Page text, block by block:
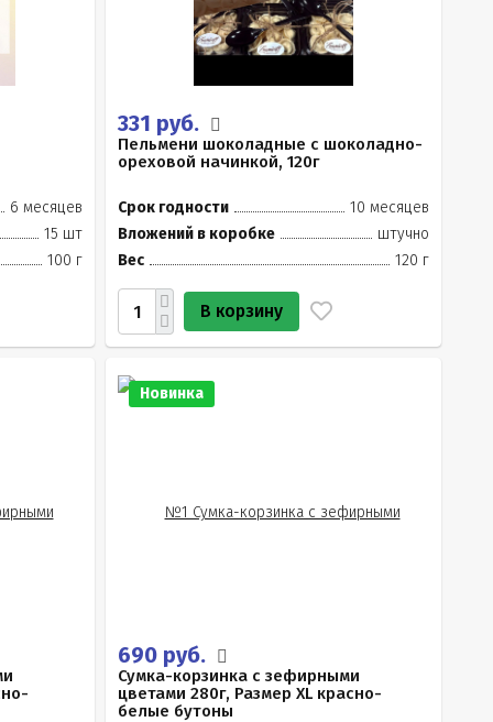
6 месяцев
15 шт
100 г
331 руб.
Пельмени шоколадные с шоколадно-
ореховой начинкой, 120г
Срок годности
10 месяцев
Вложений в коробке
штучно
Вес
120 г
В корзину
Новинка
690 руб.
Сумка-корзинка с зефирными
цветами 280г, Размер XL красно-
белые бутоны